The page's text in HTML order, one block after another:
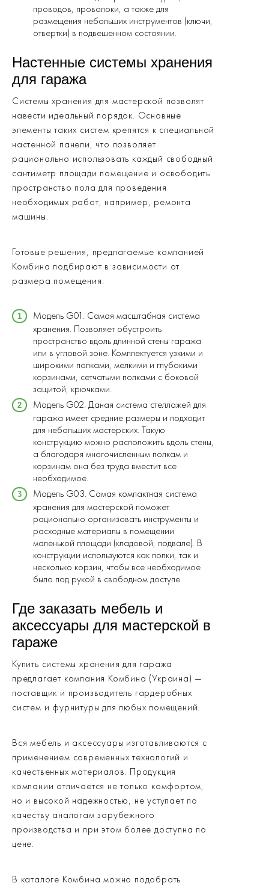
проводов, проволоки, а также для
размещения небольших инструментов (ключи,
отвертки) в подвешенном состоянии.
Настенные системы хранения
для гаража
Системы хранения для мастерской позволят
навести идеальный порядок. Основные
элементы таких систем крепятся к специальной
настенной панели, что позволяет
рационально использовать каждый свободный
сантиметр площади помещение и освободить
пространство пола для проведения
необходимых работ, например, ремонта
машины.
Готовые решения, предлагаемые компанией
Комбина подбирают в зависимости от
размера помещения:
Модель G01. Самая масштабная система
хранения. Позволяет обустроить
пространство вдоль длинной стены гаража
или в угловой зоне. Комплектуется узкими и
широкими полками, мелкими и глубокими
корзинами, сетчатыми полками с боковой
защитой, крючками.
Модель G02. Даная система стеллажей для
гаража имеет средние размеры и подходит
для небольших мастерских. Такую
конструкцию можно расположить вдоль стены,
а благодаря многочисленным полкам и
корзинам она без труда вместит все
необходимое.
Модель G03. Самая компактная система
хранения для мастерской поможет
рационально организовать инструменты и
расходные материалы в помещении
маленькой площади (кладовой, подвале). В
конструкции используются как полки, так и
несколько корзин, чтобы все необходимое
было под рукой в свободном доступе.
Где заказать мебель и
аксессуары для мастерской в
гараже
Купить системы хранения для гаража
предлагает компания Комбина (Украина) —
поставщик и производитель гардеробных
систем и фурнитуры для любых помещений.
Вся мебель и аксессуары изготавливаются с
применением современных технологий и
качественных материалов. Продукция
компании отличается не только комфортом,
но и высокой надежностью, не уступает по
качеству аналогам зарубежного
производства и при этом более доступна по
цене.
В каталоге Комбина можно подобрать